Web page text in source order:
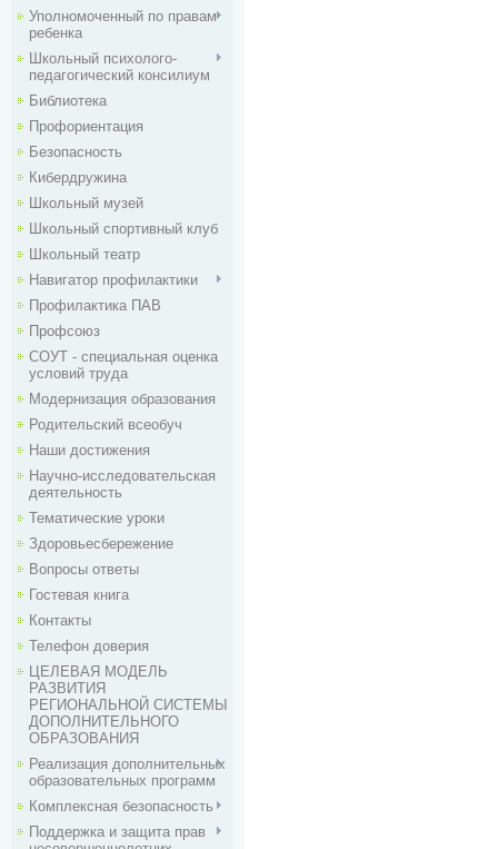
Уполномоченный по правам
ребенка
Школьный психолого-
педагогический консилиум
Библиотека
Профориентация
Безопасность
Кибердружина
Школьный музей
Школьный спортивный клуб
Школьный театр
Навигатор профилактики
Профилактика ПАВ
Профсоюз
СОУТ - специальная оценка
условий труда
Модернизация образования
Родительский всеобуч
Наши достижения
Научно-исследовательская
деятельность
Тематические уроки
Здоровьесбережение
Вопросы ответы
Гостевая книга
Контакты
Телефон доверия
ЦЕЛЕВАЯ МОДЕЛЬ
РАЗВИТИЯ
РЕГИОНАЛЬНОЙ СИСТЕМЫ
ДОПОЛНИТЕЛЬНОГО
ОБРАЗОВАНИЯ
Реализация дополнительных
образовательных программ
Комплексная безопасность
Поддержка и защита прав